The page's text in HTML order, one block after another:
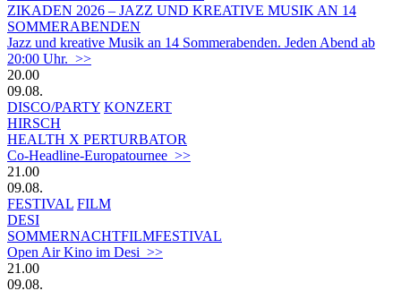
ZIKADEN 2026 – JAZZ UND KREATIVE MUSIK AN 14
SOMMERABENDEN
Jazz und kreative Musik an 14 Sommerabenden. Jeden Abend ab
20:00 Uhr. >>
20.00
09.08.
DISCO/PARTY KONZERT
HIRSCH
HEALTH X PERTURBATOR
Co-Headline-Europatournee >>
21.00
09.08.
FESTIVAL FILM
DESI
SOMMERNACHTFILMFESTIVAL
Open Air Kino im Desi >>
21.00
09.08.